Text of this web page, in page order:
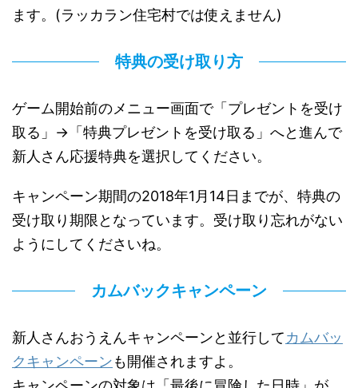
ます。(ラッカラン住宅村では使えません)
特典の受け取り方
ゲーム開始前のメニュー画面で「プレゼントを受け
取る」→「特典プレゼントを受け取る」へと進んで
新人さん応援特典を選択してください。
キャンペーン期間の2018年1月14日までが、特典の
受け取り期限となっています。受け取り忘れがない
ようにしてくださいね。
カムバックキャンペーン
新人さんおうえんキャンペーンと並行してカムバッ
クキャンペーンも開催されますよ。